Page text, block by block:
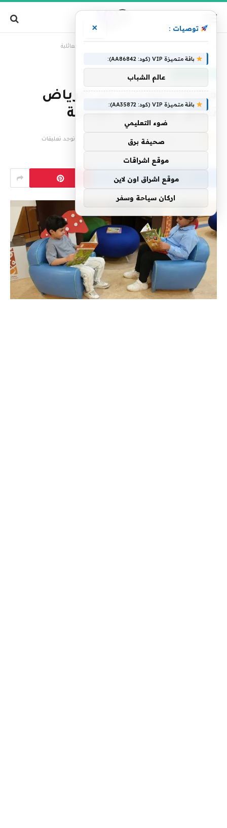
مكتبة المؤسس في الرياض تطلق فعالياتها العائلية
مكتبة المؤسس في الرياض
تطلق فعالياتها العائلية
فريق التحرير 27 يوليو، 2023 لا توجد تعليقات
2 دقائق
توصيات : ×
باقة متميزة VIP (كود: AA86842):
عالم الشباب
باقة متميزة VIP (كود: AA35872):
ضوء التعليمي
صحيفة برق
موقع اشراقات
موقع اشراق اون لاين
اركان سياحة وسفر